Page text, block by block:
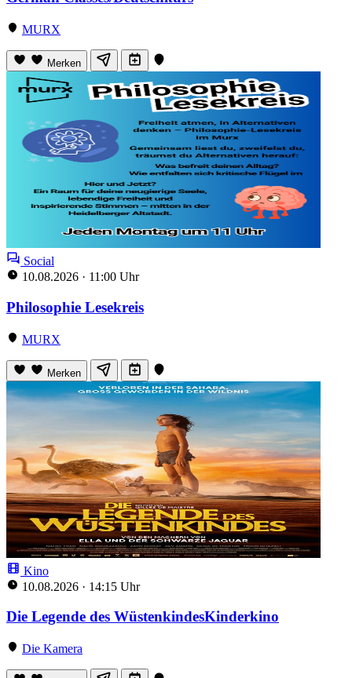
MURX
Merken
Social
10.08.2026 · 11:00 Uhr
Philosophie Lesekreis
MURX
Merken
Kino
10.08.2026 · 14:15 Uhr
Die Legende des WüstenkindesKinderkino
Die Kamera